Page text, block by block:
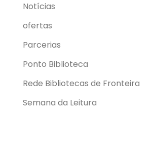
Notícias
ofertas
Parcerias
Ponto Biblioteca
Rede Bibliotecas de Fronteira
Semana da Leitura